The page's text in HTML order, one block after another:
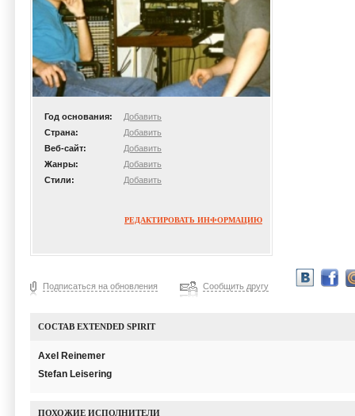
Год основания:
Добавить
Страна:
Добавить
Веб-сайт:
Добавить
Жанры:
Добавить
Стили:
Добавить
РЕДАКТИРОВАТЬ ИНФОРМАЦИЮ
Подписаться на обновления Сообщить другу
СОСТАВ EXTENDED SPIRIT
Axel Reinemer
Stefan Leisering
ПОХОЖИЕ ИСПОЛНИТЕЛИ